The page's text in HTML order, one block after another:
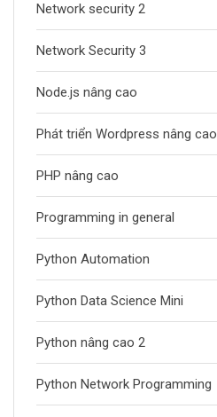
Network security 2
Network Security 3
Node.js nâng cao
Phát triển Wordpress nâng cao
PHP nâng cao
Programming in general
Python Automation
Python Data Science Mini
Python nâng cao 2
Python Network Programming